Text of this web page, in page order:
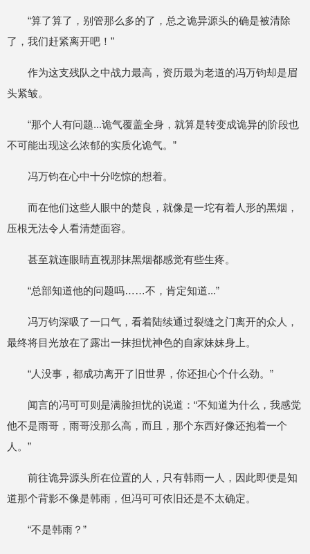
“算了算了，别管那么多的了，总之诡异源头的确是被清除
了，我们赶紧离开吧！”
作为这支残队之中战力最高，资历最为老道的冯万钧却是眉
头紧皱。
“那个人有问题...诡气覆盖全身，就算是转变成诡异的阶段也
不可能出现这么浓郁的实质化诡气。”
冯万钧在心中十分吃惊的想着。
而在他们这些人眼中的楚良，就像是一坨有着人形的黑烟，
压根无法令人看清楚面容。
甚至就连眼睛直视那抹黑烟都感觉有些生疼。
“总部知道他的问题吗……不，肯定知道...”
冯万钧深吸了一口气，看着陆续通过裂缝之门离开的众人，
最终将目光放在了露出一抹担忧神色的自家妹妹身上。
“人没事，都成功离开了旧世界，你还担心个什么劲。”
闻言的冯可可则是满脸担忧的说道：“不知道为什么，我感觉
他不是雨哥，雨哥没那么高，而且，那个东西好像还抱着一个
人。”
前往诡异源头所在位置的人，只有韩雨一人，因此即便是知
道那个背影不像是韩雨，但冯可可依旧还是不太确定。
“不是韩雨？”